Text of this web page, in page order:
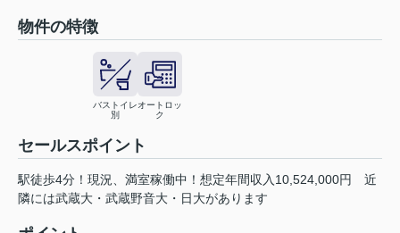
物件の特徴
バストイレ
別
オートロッ
ク
セールスポイント
駅徒歩4分！現況、満室稼働中！想定年間収入10,524,000円 近
隣には武蔵大・武蔵野音大・日大があります